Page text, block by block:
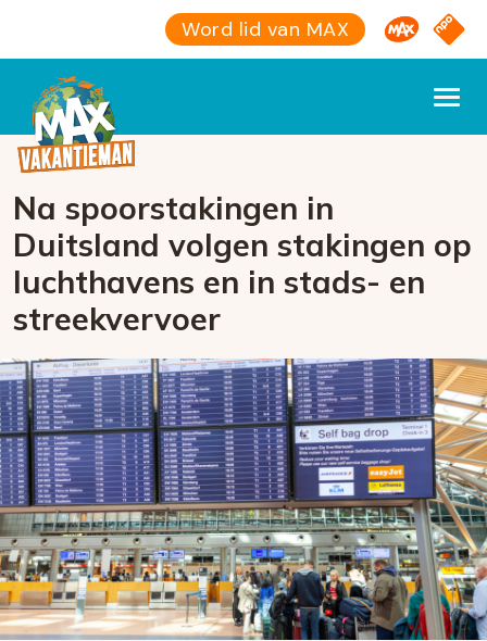
Word lid van MAX Omroep
NPO
Na spoorstakingen in
Duitsland volgen stakingen op
luchthavens en in stads- en
streekvervoer